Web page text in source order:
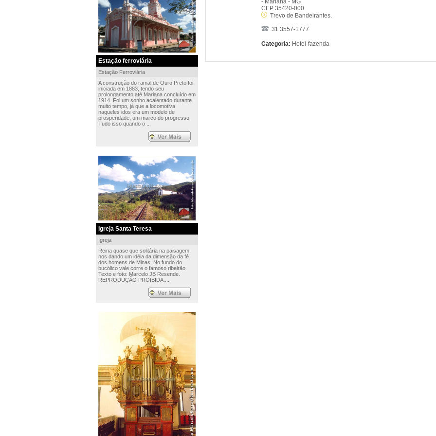
Estação ferroviária
Estação Ferroviária
A construção do ramal de Ouro Preto foi
iniciada em 1883, tendo seu
prolongamento até Mariana concluído em
1914. Foi um sonho acalentado durante
muito tempo, já que a locomotiva
naqueles idos era um modelo de
prosperidade, um marco do progresso.
Tudo isso quando o ...
Igreja Santa Teresa
Igreja
Reina quase que solitária na paisagem,
nos dando um idéia da dimensão da fé
dos homens de Minas. No fundo do
bucólico vale corre o famoso ribeirão.
Texto e foto: Marcelo JB Resende.
REPRODUÇÃO PROIBIDA....
- Mariana - MG
CEP 35420-000
Trevo de Bandeirantes.
31 3557-1777
Categoria: Hotel-fazenda